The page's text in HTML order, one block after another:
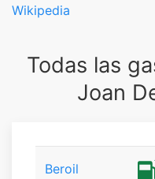
Wikipedia
Todas las
Joan
Beroil